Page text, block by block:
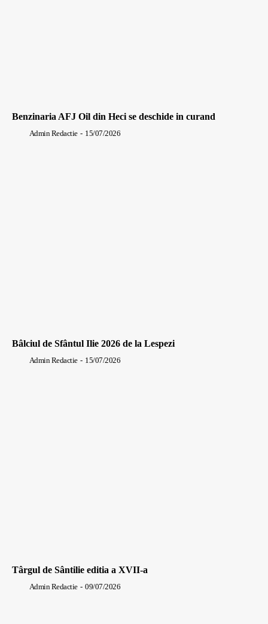
Benzinaria AFJ Oil din Heci se deschide in curand
Admin Redactie - 15/07/2026
Bâlciul de Sfântul Ilie 2026 de la Lespezi
Admin Redactie - 15/07/2026
Târgul de Sântilie editia a XVII-a
Admin Redactie - 09/07/2026